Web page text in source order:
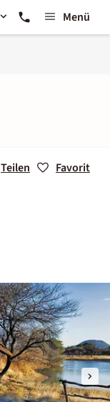
Menü
Teilen Favorit